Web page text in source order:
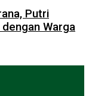
Putri
Warga